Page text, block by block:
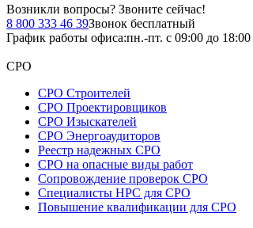
Возникли вопросы? Звоните сейчас!
8 800 333 46 39Звонок бесплатный
График работы офиса:пн.-пт. с 09:00 до 18:00
СРО
СРО Строителей
СРО Проектировщиков
СРО Изыскателей
СРО Энергоаудиторов
Реестр надежных СРО
СРО на опасные виды работ
Сопровождение проверок СРО
Специалисты НРС для СРО
Повышение квалификации для СРО